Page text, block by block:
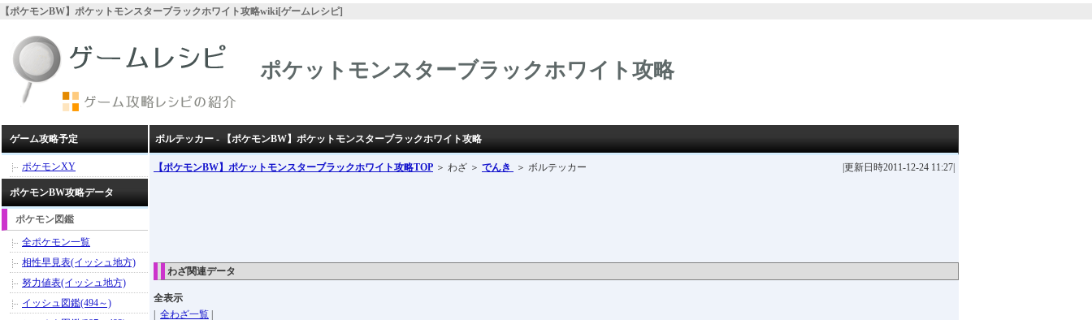
【ポケモンBW】ポケットモンスターブラックホワイト攻略wiki[ゲームレシピ]
ポケットモンスターブラックホワイト攻略
ボルテッカー - 【ポケモンBW】ポケットモンスターブラックホワイト攻略
【ポケモンBW】ポケットモンスターブラックホワイト攻略TOP ＞ わざ ＞ でんき ＞ ボルテッカー |更新日時2011-12-24 11:27|
わざ関連データ
全表示
全わざ一覧
ゲーム攻略予定
ポケモンXY
ポケモンBW攻略データ
ポケモン図鑑
全ポケモン一覧
相性早見表(イッシュ地方)
努力値表(イッシュ地方)
イッシュ図鑑(494～)